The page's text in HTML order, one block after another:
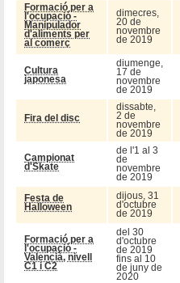
Formació per a
l'ocupació -
Manipulador
d'aliments per
al comerç
dimecres,
20 de
novembre
de 2019
Cultura
japonesa
diumenge,
17 de
novembre
de 2019
Fira del disc
dissabte,
2 de
novembre
de 2019
Campionat
d'Skate
de l'1 al 3
de
novembre
de 2019
Festa de
Halloween
dijous, 31
d'octubre
de 2019
Formació per a
l'ocupació -
Valencià, nivell
C1 i C2
del 30
d'octubre
de 2019
fins al 10
de juny de
2020